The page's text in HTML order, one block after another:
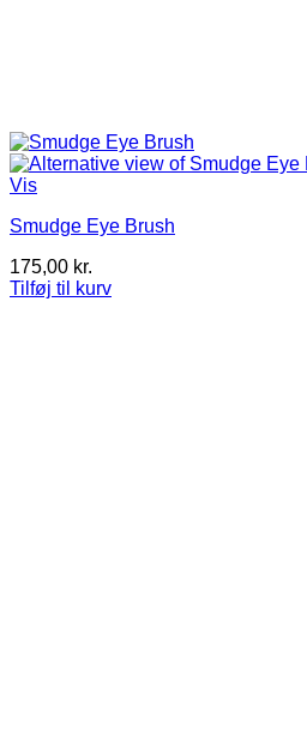
Vis
Smudge Eye Brush
175,00 kr.
Tilføj til kurv